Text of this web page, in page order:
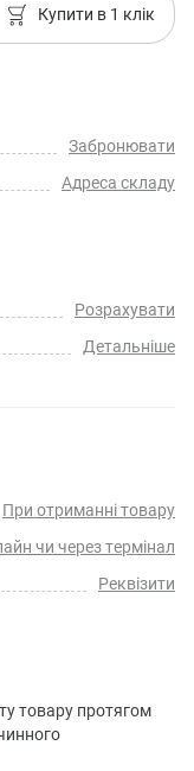
Купити в 1 клік
Забронювати
Адреса складу
Розрахувати
Детальніше
При отриманні товару
чи через термінал
Реквізити
товару протягом